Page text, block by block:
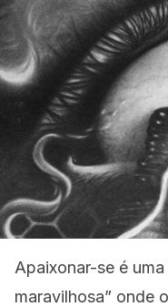
Apaixonar-se é
maravilhosa” onde